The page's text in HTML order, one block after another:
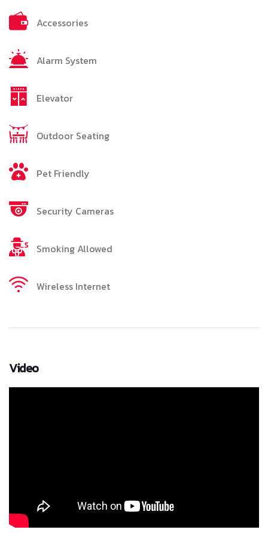
Accessories
Alarm System
Elevator
Outdoor Seating
Pet Friendly
Security Cameras
Smoking Allowed
Wireless Internet
Video